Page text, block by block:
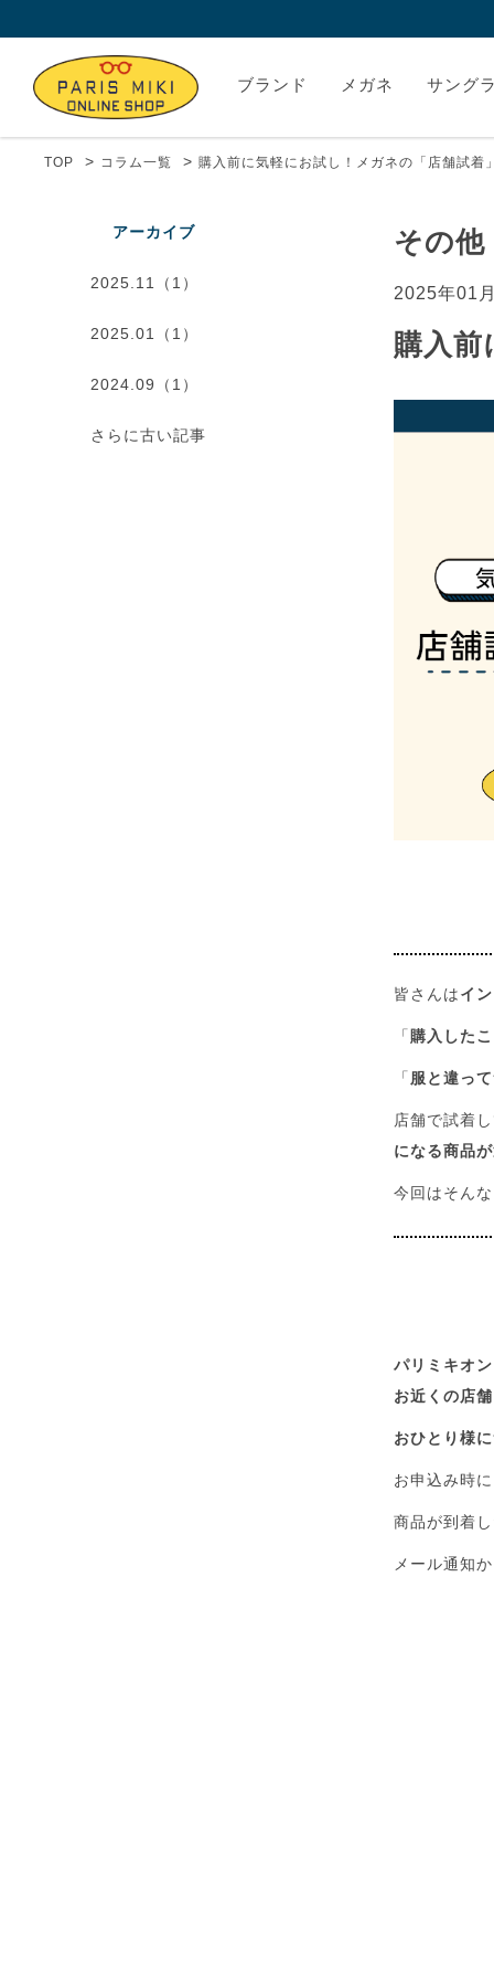
ブランド メガネ サング
TOP > コラム一覧 > 購入前に気軽にお試し！メガネの「店舗試着
アーカイブ
2025.11（1）
2025.01（1）
2024.09（1）
さらに古い記事
その
2025年01
購入前
皆さんはイ
「購入した
「 服と違っ
店舗で試着
になる商品
今回はそん
パリミキオ
お近くの店
おひとり様
お申込み時に
商品が到着
メール通知